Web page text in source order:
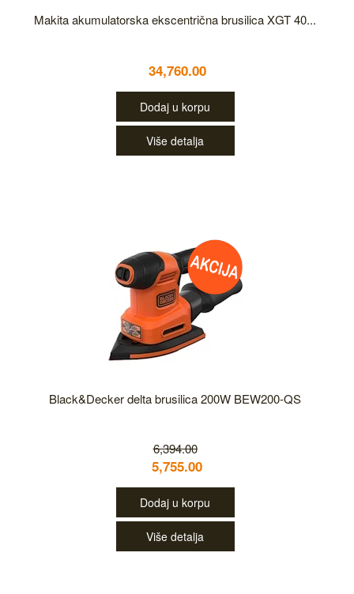
Makita akumulatorska ekscentrična brusilica XGT 40...
34,760.00
Dodaj u korpu
Više detalja
Black&Decker delta brusilica 200W BEW200-QS
6,394.00
5,755.00
Dodaj u korpu
Više detalja